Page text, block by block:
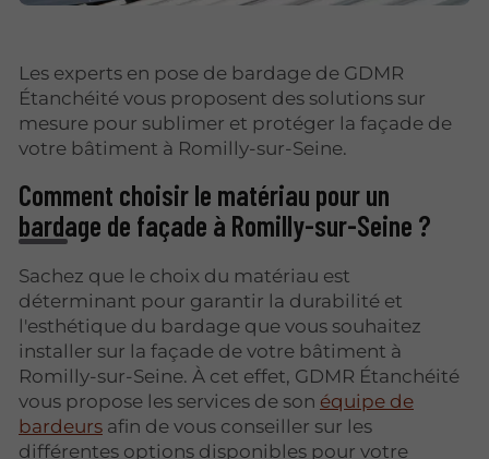
Les experts en pose de bardage de GDMR
Étanchéité vous proposent des solutions sur
mesure pour sublimer et protéger la façade de
votre bâtiment à Romilly-sur-Seine.
Comment choisir le matériau pour un
bardage de façade à Romilly-sur-Seine ?
Sachez que le choix du matériau est
déterminant pour garantir la durabilité et
l'esthétique du bardage que vous souhaitez
installer sur la façade de votre bâtiment à
Romilly-sur-Seine. À cet effet, GDMR Étanchéité
vous propose les services de son équipe de
bardeurs afin de vous conseiller sur les
différentes options disponibles pour votre